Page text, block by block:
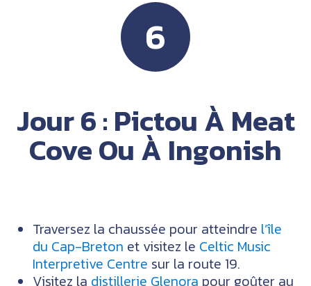
6
Jour 6 : Pictou À Meat
Cove Ou À Ingonish
Traversez la chaussée pour atteindre l’île
du Cap-Breton et visitez le Celtic Music
Interpretive Centre sur la route 19.
Visitez la distillerie Glenora pour goûter au